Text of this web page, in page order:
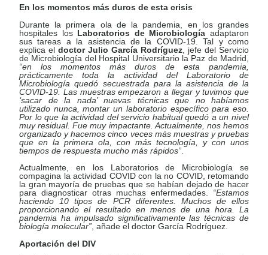
En los momentos más duros de esta crisis
Durante la primera ola de la pandemia, en los grandes
hospitales los Laboratorios de Microbiologíaadaptaron
sus tareas a la asistencia de la COVID-19. Tal y como
explica el doctor Julio García Rodríguez , jefe del Servicio
de Microbiología del Hospital Universitario la Paz de Madrid,
“en los momentos más duros de esta pandemia,
prácticamente toda la actividad del Laboratorio de
Microbiología quedó secuestrada para la asistencia de la
COVID-19. Las muestras empezaron a llegar y tuvimos que
‘sacar de la nada’ nuevas técnicas que no habíamos
utilizado nunca, montar un laboratorio específico para eso.
Por lo que la actividad del servicio habitual quedó a un nivel
muy residual. Fue muy impactante. Actualmente, nos hemos
organizado y hacemos cinco veces más muestras y pruebas
que en la primera ola, con más tecnología, y con unos
tiempos de respuesta mucho más rápidos”
Actualmente, en los Laboratorios de Microbiología se
compagina la actividad COVID con la no COVID, retomando
la gran mayoría de pruebas que se habían dejado de hacer
para diagnosticar otras muchas enfermedades. “Estamos
haciendo 10 tipos de PCR diferentes. Muchos de ellos
proporcionando el resultado en menos de una hora. La
pandemia ha impulsado significativamente las técnicas de
biología molecular”, añade el doctor García Rodríguez.
Aportación del DIV